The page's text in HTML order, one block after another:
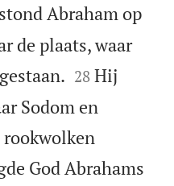
Abraham op
de plaats, waar


28 Hij
Sodom en
rookwolken
God Abrahams